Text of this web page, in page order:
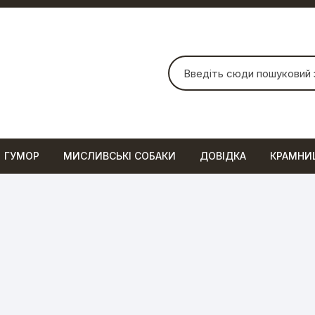
Шукати:
ГУМОР МИСЛИВСЬКІ СОБАКИ ДОВІДКА